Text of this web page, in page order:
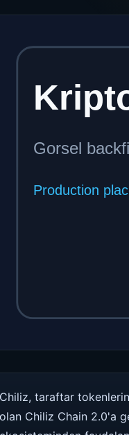
Chiliz, taraftar
olan Chiliz Chain 2.0'a